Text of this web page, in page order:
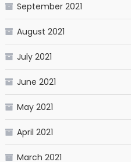
September 2021
August 2021
July 2021
June 2021
May 2021
April 2021
March 2021